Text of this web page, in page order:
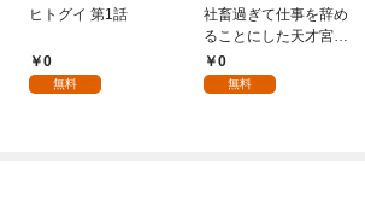
ヒトグイ 第1話
0
無料
社畜過ぎて仕事を辞め
ることにした天才宮廷
魔術師～辺境の地でス
ローライフを夢見る
0
無料